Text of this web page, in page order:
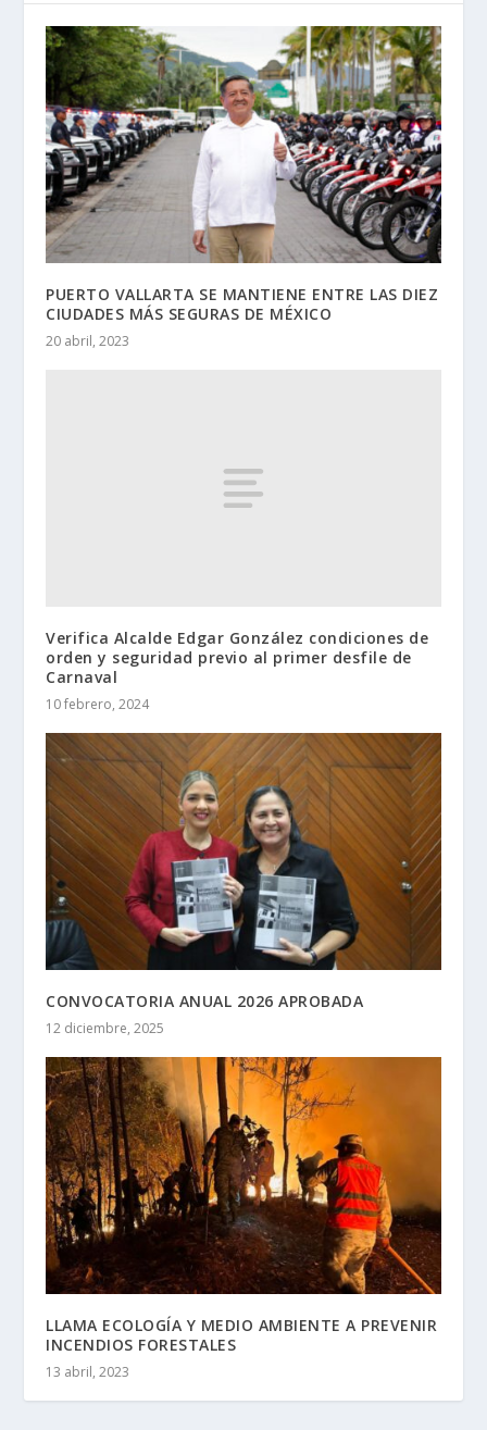
PUERTO VALLARTA SE MANTIENE ENTRE LAS DIEZ
CIUDADES MÁS SEGURAS DE MÉXICO
20 abril, 2023
Verifica Alcalde Edgar González condiciones de
orden y seguridad previo al primer desfile de
Carnaval
10 febrero, 2024
CONVOCATORIA ANUAL 2026 APROBADA
12 diciembre, 2025
LLAMA ECOLOGÍA Y MEDIO AMBIENTE A PREVENIR
INCENDIOS FORESTALES
13 abril, 2023